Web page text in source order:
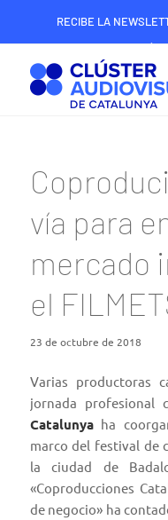
RECIBE LA
vía para
mercado
el
23 de octubre de 2018
Varias productoras
jornada profesional
Catalunyaha
marco del festival de
la ciudad de
«Coproducciones
de negocio» ha